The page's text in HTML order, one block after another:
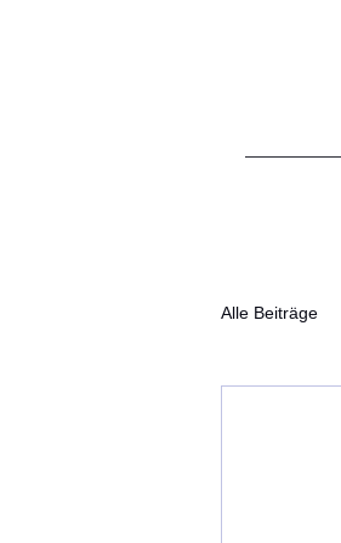
Alle Beiträge